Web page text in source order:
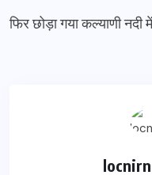
फिर छोड़ा गया कल्याणी नदी